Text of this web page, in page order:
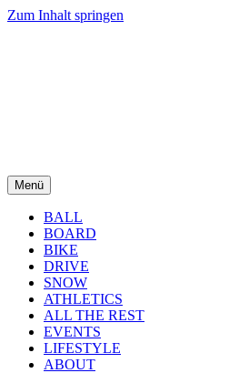
Zum Inhalt springen
Menü
BALL
BOARD
BIKE
DRIVE
SNOW
ATHLETICS
ALL THE REST
EVENTS
LIFESTYLE
ABOUT